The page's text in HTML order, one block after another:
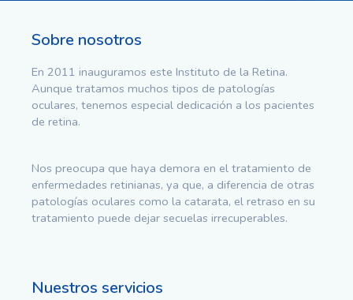
Sobre nosotros
En 2011 inauguramos este Instituto de la Retina.
Aunque tratamos muchos tipos de patologías
oculares, tenemos especial dedicación a los pacientes
de retina.
Nos preocupa que haya demora en el tratamiento de
enfermedades retinianas, ya que, a diferencia de otras
patologías oculares como la catarata, el retraso en su
tratamiento puede dejar secuelas irrecuperables.
Nuestros servicios